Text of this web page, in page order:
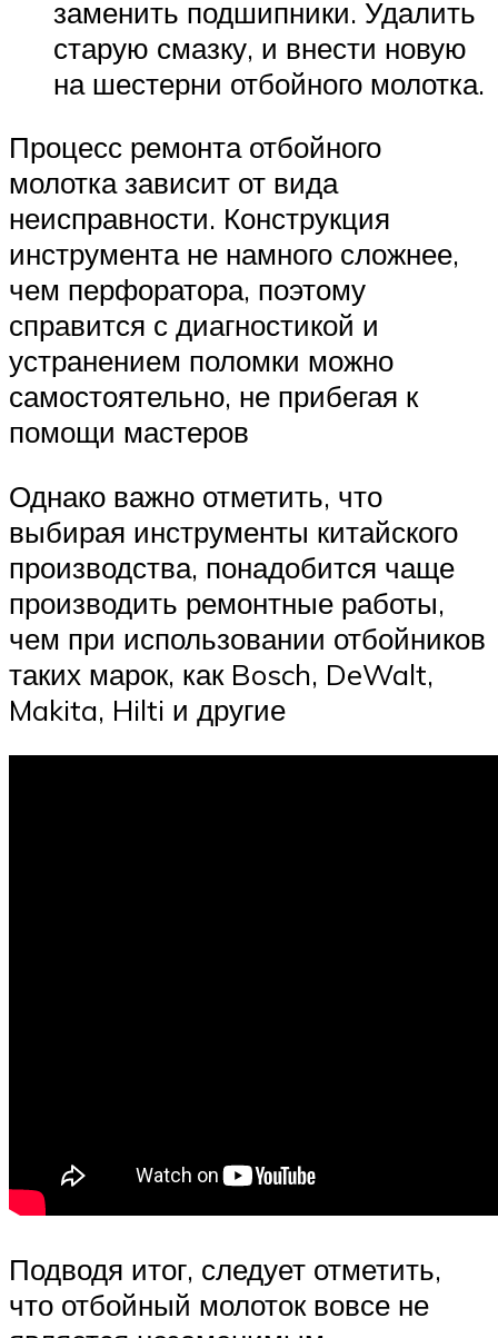
заменить подшипники. Удалить
старую смазку, и внести новую
на шестерни отбойного молотка.
Процесс ремонта отбойного
молотка зависит от вида
неисправности. Конструкция
инструмента не намного сложнее,
чем перфоратора, поэтому
справится с диагностикой и
устранением поломки можно
самостоятельно, не прибегая к
помощи мастеров
Однако важно отметить, что
выбирая инструменты китайского
производства, понадобится чаще
производить ремонтные работы,
чем при использовании отбойников
таких марок, как Bosch, DeWalt,
Makita, Hilti и другие
Подводя итог, следует отметить,
что отбойный молоток вовсе не